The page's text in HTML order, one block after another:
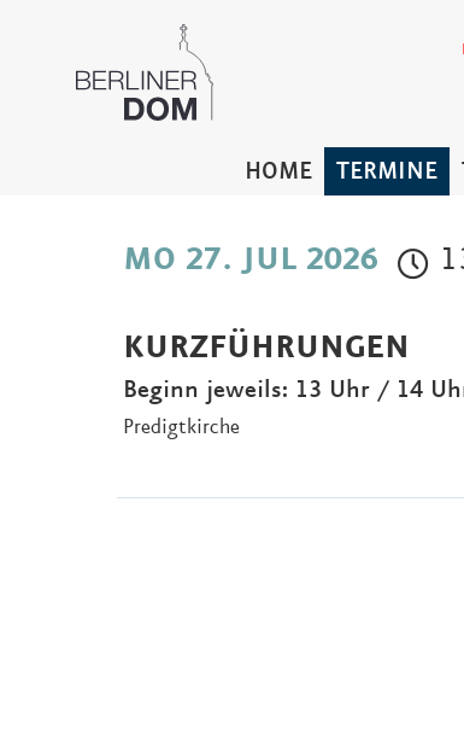
HOME TERMINE
MO 27. JUL 2026
KURZFÜHRUNGEN
Beginn jeweils: 13 Uhr / 14
Predigtkirche